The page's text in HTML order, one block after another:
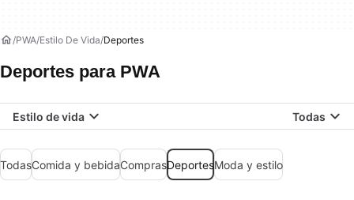
PWA Estilo De Vida Deportes
Deportes para PWA
Estilo de vida Todas
TodasComida y bebidaComprasDeportesModa y estilo